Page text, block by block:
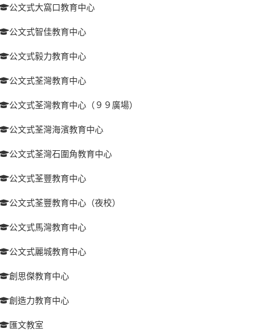
公文式大窩口教育中心
公文式智佳教育中心
公文式毅力教育中心
公文式荃灣教育中心
公文式荃灣教育中心（９９廣場）
公文式荃灣海濱教育中心
公文式荃灣石圍角教育中心
公文式荃豐教育中心
公文式荃豐教育中心（夜校）
公文式馬灣教育中心
公文式麗城教育中心
創思傑教育中心
創造力教育中心
匯文教室